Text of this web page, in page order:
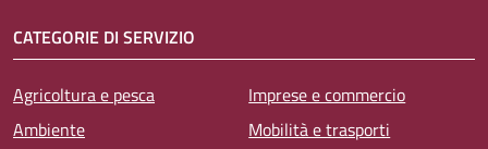
CATEGORIE DI SERVIZIO
Agricoltura e pesca
Ambiente
Imprese e commercio
Mobilità e trasporti